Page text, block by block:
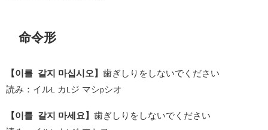
命令形
【이를 갈지 마십시오】 歯ぎしりをしないでください
読み：イル
カ ジ マシpシオ
【이를 갈지 마세요】 歯ぎしりをしないでください